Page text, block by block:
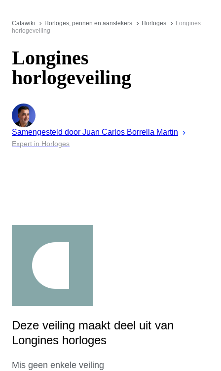
Catawiki Horloges, pennen en aanstekers Horloges
Longines
horlogeveiling
Longines
horlogeveiling
Samengesteld door Juan Carlos Borrella Martin
Expert in Horloges
Deze veiling maakt deel uit van
Longines horloges
Mis geen enkele veiling